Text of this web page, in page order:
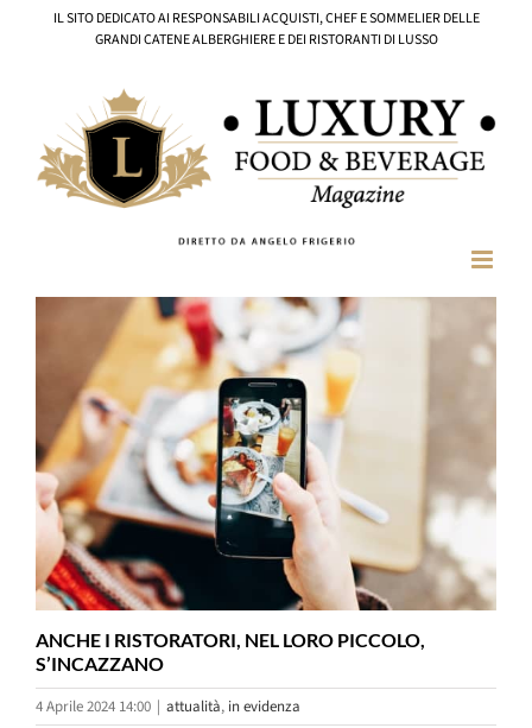
IL SITO DEDICATO AI RESPONSABILI ACQUISTI, CHEF E SOMMELIER DELLE
GRANDI CATENE ALBERGHIERE E DEI RISTORANTI DI LUSSO
ANCHE I RISTORATORI, NEL LORO PICCOLO,
S’INCAZZANO
4 Aprile 2024 14:00 | attualità, in evidenza